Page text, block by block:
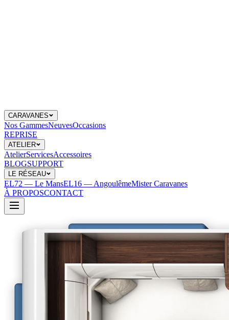
CARAVANES
Nos GammesNeuvesOccasions
REPRISE
ATELIER
AtelierServicesAccessoires
BLOGSUPPORT
LE RÉSEAU
EL72 — Le MansEL16 — AngoulêmeMister Caravanes
À PROPOSCONTACT